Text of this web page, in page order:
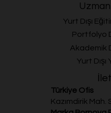
Yurt Dışı
Portfolyo
Akademik
Yurt Dışı
Türkiye Ofis
Kazımdirik Mah.